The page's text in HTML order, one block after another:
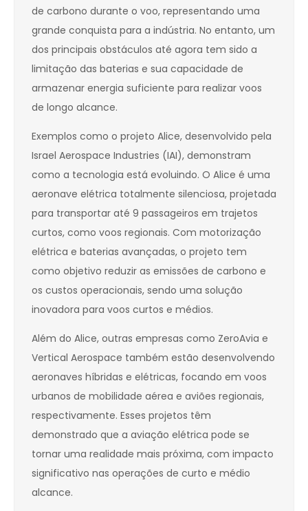
de carbono durante o voo, representando uma
grande conquista para a indústria. No entanto, um
dos principais obstáculos até agora tem sido a
limitação das baterias e sua capacidade de
armazenar energia suficiente para realizar voos
de longo alcance.
Exemplos como o projeto Alice, desenvolvido pela
Israel Aerospace Industries (IAI), demonstram
como a tecnologia está evoluindo. O Alice é uma
aeronave elétrica totalmente silenciosa, projetada
para transportar até 9 passageiros em trajetos
curtos, como voos regionais. Com motorização
elétrica e baterias avançadas, o projeto tem
como objetivo reduzir as emissões de carbono e
os custos operacionais, sendo uma solução
inovadora para voos curtos e médios.
Além do Alice, outras empresas como ZeroAvia e
Vertical Aerospace também estão desenvolvendo
aeronaves híbridas e elétricas, focando em voos
urbanos de mobilidade aérea e aviões regionais,
respectivamente. Esses projetos têm
demonstrado que a aviação elétrica pode se
tornar uma realidade mais próxima, com impacto
significativo nas operações de curto e médio
alcance.